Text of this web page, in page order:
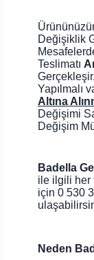
Değişiklik
Teslimatı
Yapılmalı
Altına
Değişimi
Değişim
Badella
ile ilgili her
için 0 530
Neden